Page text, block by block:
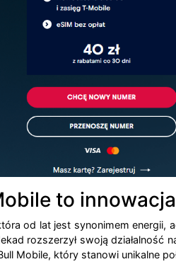
to
od lat jest synonimem energii,
rozszerzył swoją
Mobile, który stanowi unikalne